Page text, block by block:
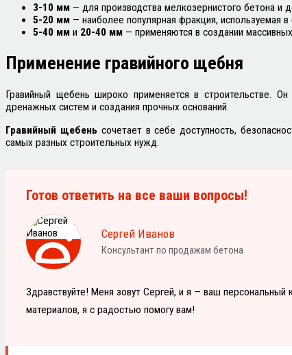
3-10 мм — для производства мелкозернистого бетона и
5-20 мм — наиболее популярная фракция, используемая
5-40 мм и 20-40 мм — применяются в создании
Применение гравийного щебня
Гравийный щебень широко применяется в строительстве.
дренажных систем и создания прочных оснований.
Гравийный щебень сочетает в себе доступность,
самых разных строительных нужд.
Готов ответить на все ваши вопросы!
Сергей Иванов
Консультант по продажам бетона
Здравствуйте! Меня зовут Сергей, и я — ваш персональный
материалов, я с радостью помогу вам!